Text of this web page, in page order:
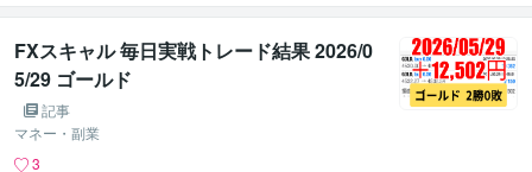
FXスキャル 毎日実戦トレード結果 2026/0
5/29 ゴールド
記事
マネー・副業
3